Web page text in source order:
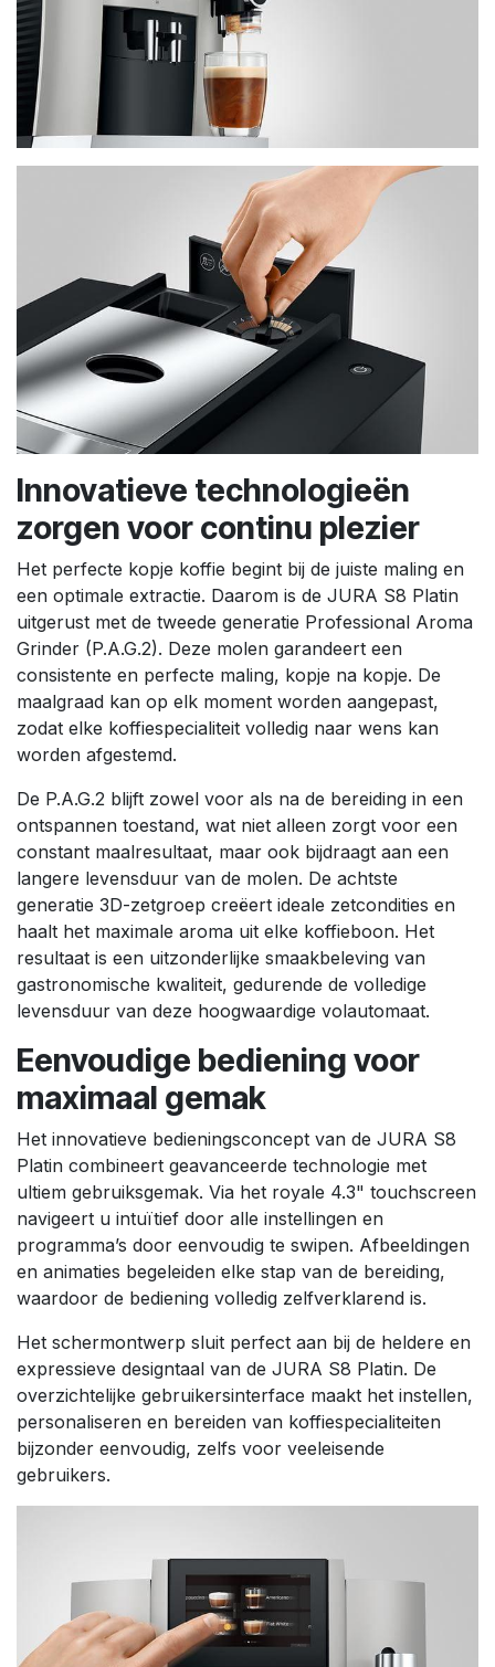
Innovatieve technologieën
zorgen voor continu plezier
Het perfecte kopje koffie begint bij de juiste maling en
een optimale extractie. Daarom is de JURA S8 Platin
uitgerust met de tweede generatie Professional Aroma
Grinder (P.A.G.2). Deze molen garandeert een
consistente en perfecte maling, kopje na kopje. De
maalgraad kan op elk moment worden aangepast,
zodat elke koffiespecialiteit volledig naar wens kan
worden afgestemd.
De P.A.G.2 blijft zowel voor als na de bereiding in een
ontspannen toestand, wat niet alleen zorgt voor een
constant maalresultaat, maar ook bijdraagt aan een
langere levensduur van de molen. De achtste
generatie 3D-zetgroep creëert ideale zetcondities en
haalt het maximale aroma uit elke koffieboon. Het
resultaat is een uitzonderlijke smaakbeleving van
gastronomische kwaliteit, gedurende de volledige
levensduur van deze hoogwaardige volautomaat.
Eenvoudige bediening voor
maximaal gemak
Het innovatieve bedieningsconcept van de JURA S8
Platin combineert geavanceerde technologie met
ultiem gebruiksgemak. Via het royale 4.3" touchscreen
navigeert u intuïtief door alle instellingen en
programma’s door eenvoudig te swipen. Afbeeldingen
en animaties begeleiden elke stap van de bereiding,
waardoor de bediening volledig zelfverklarend is.
Het schermontwerp sluit perfect aan bij de heldere en
expressieve designtaal van de JURA S8 Platin. De
overzichtelijke gebruikersinterface maakt het instellen,
personaliseren en bereiden van koffiespecialiteiten
bijzonder eenvoudig, zelfs voor veeleisende
gebruikers.